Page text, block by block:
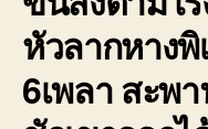
หัวลากหางพิ
6เพลา สะพ